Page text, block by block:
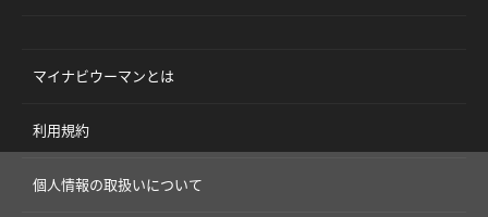
マイナビウーマンとは
利用規約
個人情報の取扱いについて